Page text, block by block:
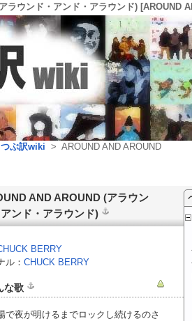
ラウンド・アンド・アラウンド) [AROUND
つぶ訳wiki > AROUND AND AROUND
AND AROUND(アラウン
アンド・アラウンド)
BERRY
ル： CHUCK BERRY
な歌
で夜が明けるまでロックし続けるのさ